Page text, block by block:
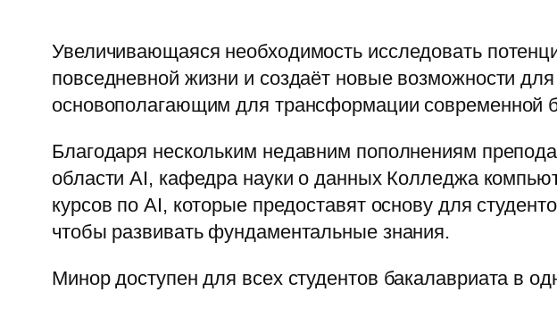
Увеличивающаяся необходимость исследовать
повседневной жизни и создаёт новые возможности для
основополагающим для трансформации современной
Благодаря нескольким недавним пополнениям
области AI, кафедра науки о данных Колледжа
курсов по AI, которые предоставят основу для
чтобы развивать фундаментальные знания.
Минор доступен для всех студентов бакалавриата в